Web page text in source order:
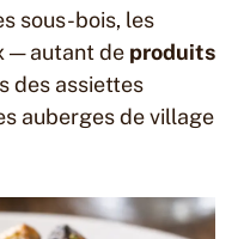
sous-bois, les
— autant de produits
des assiettes
auberges de village